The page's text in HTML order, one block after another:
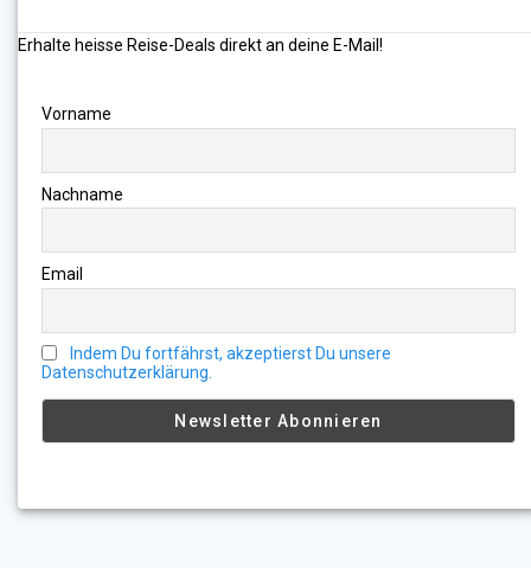
Erhalte heisse Reise-Deals direkt an deine E-Mail!
Vorname
Nachname
Email
Indem Du fortfährst, akzeptierst Du unsere
Datenschutzerklärung.